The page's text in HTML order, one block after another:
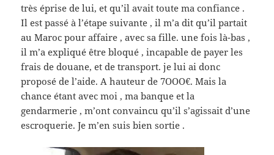
très éprise de lui, et qu’il avait toute ma confiance .
Il est passé à l’étape suivante , il m’a dit qu’il partait
au Maroc pour affaire , avec sa fille. une fois là-bas ,
il m’a expliqué être bloqué , incapable de payer les
frais de douane, et de transport. je lui ai donc
proposé de l’aide. A hauteur de 7OOO€. Mais la
chance étant avec moi , ma banque et la
gendarmerie , m’ont convaincu qu’il s’agissait d’une
escroquerie. Je m’en suis bien sortie .